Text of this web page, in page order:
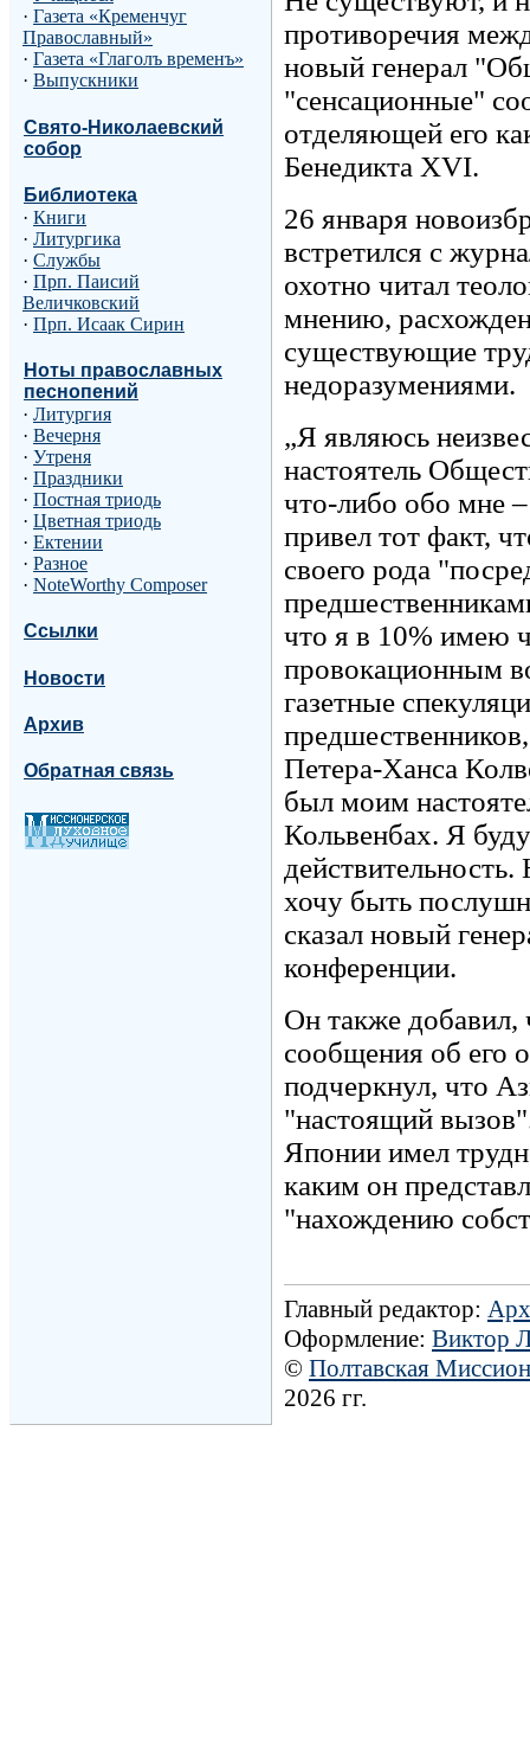
· Газета «Кременчуг
Православный»
· Газета «Глаголъ временъ»
· Выпускники
Свято-Николаевский
собор
Библиотека
· Книги
· Литургика
· Службы
· Прп. Паисий
Величковский
· Прп. Исаак Сирин
Ноты православных
песнопений
· Литургия
· Вечерня
· Утреня
· Праздники
· Постная триодь
· Цветная триодь
· Ектении
· Разное
· NoteWorthy Composer
Ссылки
Новости
Архив
Обратная связь
противоречия
новый генерал
"сенсационные"
отделяющей его
Бенедикта XVI.
26 января
встретился с
охотно читал
мнению,
существующие
недоразумениями.
„Я являюсь
настоятель
что-либо обо мне
привел тот факт,
своего рода
что я в 10% имею
провокационным
газетные
Петера-Ханса
был моим
Кольвенбах. Я
хочу быть
сказал новый
конференции.
Он также добавил,
сообщения об его
подчеркнул, что
"настоящий
Японии имел
каким он
"нахождению
Главный редактор:
Оформление: Виктор
© Полтавская
2026 гг.